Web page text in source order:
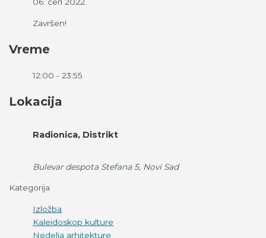
Završen!
Vreme
12:00 - 23:55
Lokacija
Radionica, Distrikt
Bulevar despota Stefana 5, Novi Sad
Kategorija
Izložba
Kaleidoskop kulture
Nedelja arhitekture